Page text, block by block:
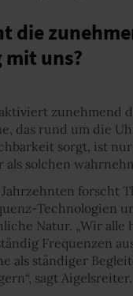
die
mit uns?
zunehmend
das rund um die
sorgt, ist
solchen
forscht
Technologien
Natur. „Wir alle
Frequenzen
als ständiger
sagt Aigelsreiter.